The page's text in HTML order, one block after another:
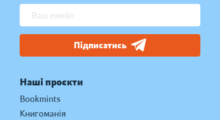
Підписатись
Наші проєкти
Bookmints
Книгоманія